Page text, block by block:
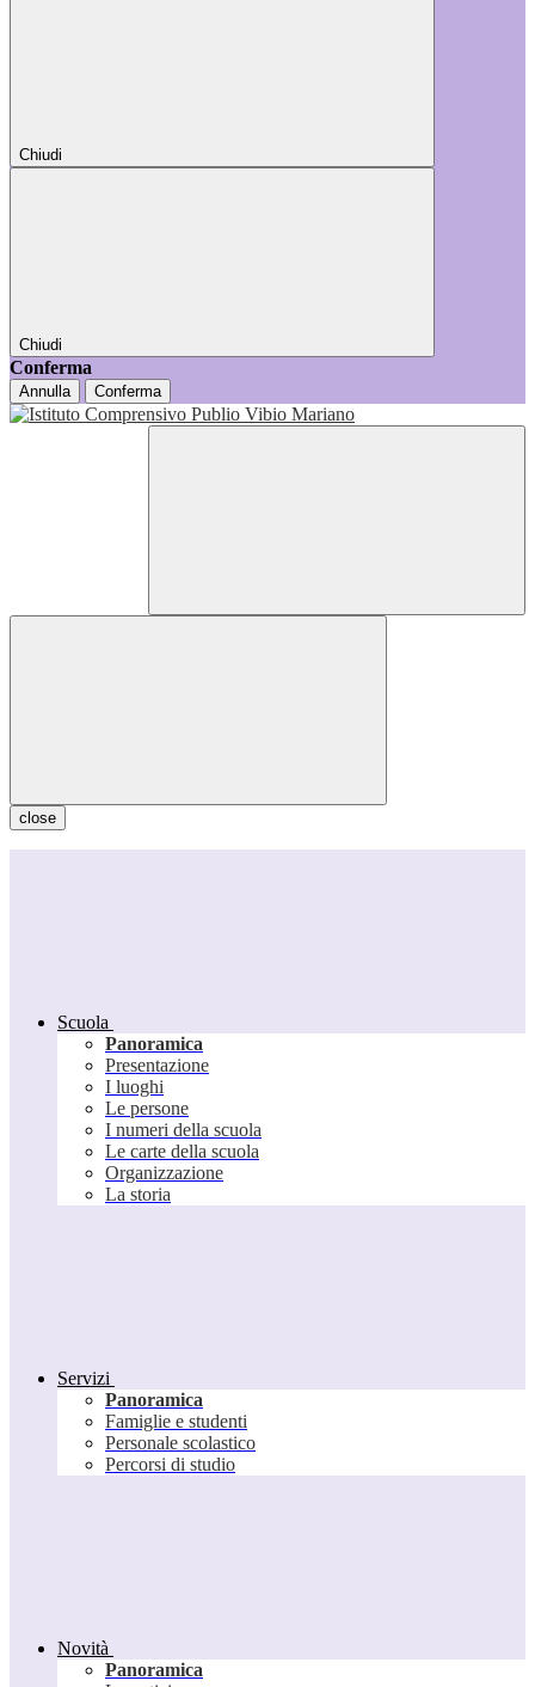
Chiudi
Chiudi
Conferma
Annulla Conferma
close
Scuola
Panoramica
Presentazione
I luoghi
Le persone
I numeri della scuola
Le carte della scuola
Organizzazione
La storia
Servizi
Panoramica
Famiglie e studenti
Personale scolastico
Percorsi di studio
Novità
Panoramica